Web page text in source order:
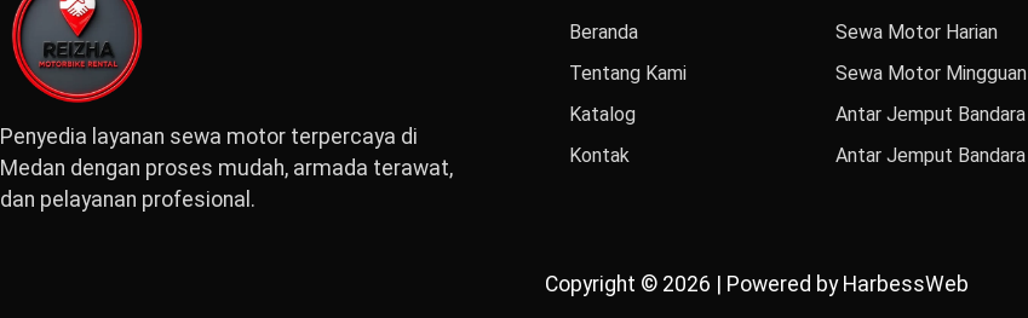
Penyedia layanan sewa motor terpercaya di
Medan dengan proses mudah, armada terawat,
dan pelayanan profesional.
Beranda
Tentang Kami
Katalog
Kontak
Sewa Motor Harian
Sewa Motor Mingguan
Antar Jemput Bandara
Antar Jemput Bandara
Copyright © 2026 | Powered by HarbessWeb